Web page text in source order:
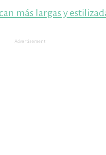
más largas y
Advertisement